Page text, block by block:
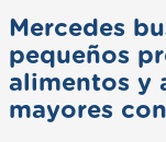
Mercedes
pequeños
alimentos y
mayores